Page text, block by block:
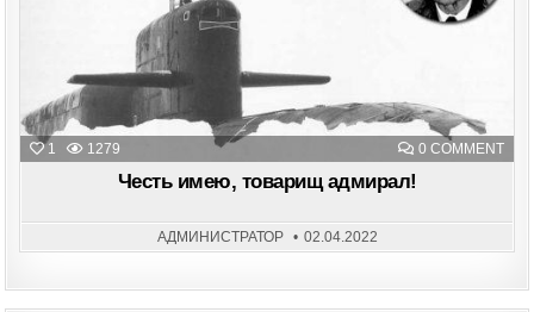
1 1279 0 COMMENTON
Честь имею, товарищ адмирал!
АДМИНИСТРАТОР 02.04.2022